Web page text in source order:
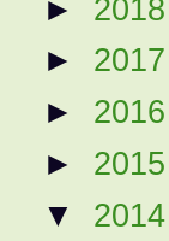
► 2018
► 2017
► 2016
► 2015
▼ 2014